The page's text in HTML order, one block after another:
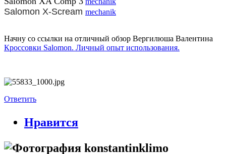
Salomon X-Scream mechanik
Начну со ссылки на отличный обзор Вергилюша Валентина
Кроссовки Salomon. Личный опыт использования.
Ответить
Нравится